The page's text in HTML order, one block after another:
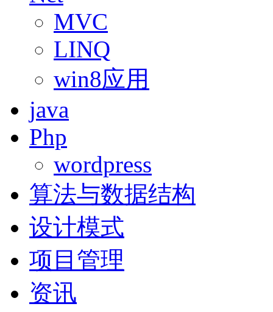
MVC
LINQ
win8应用
java
Php
wordpress
算法与数据结构
设计模式
项目管理
资讯